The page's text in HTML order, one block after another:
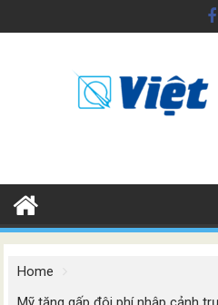
to
Home